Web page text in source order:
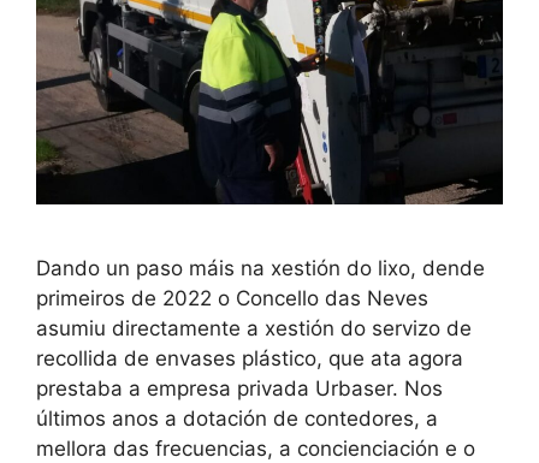
Dando un paso máis na xestión do lixo, dende
primeiros de 2022 o Concello das Neves
asumiu directamente a xestión do servizo de
recollida de envases plástico, que ata agora
prestaba a empresa privada Urbaser. Nos
últimos anos a dotación de contedores, a
mellora das frecuencias, a concienciación e o